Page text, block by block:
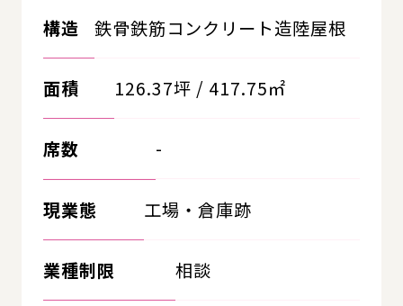
構造 鉄骨鉄筋コンクリート造陸屋根
面積 126.37坪 / 417.75㎡
席数 -
現業態 工場・倉庫跡
業種制限 相談